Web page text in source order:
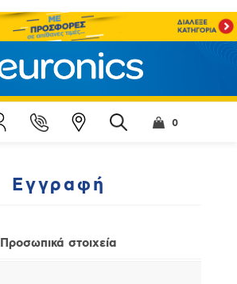
0
Εγγραφή
Προσωπικά στοιχεία